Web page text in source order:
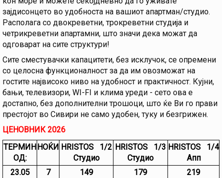
зајдисонцето во удобноста на вашиот апартман/студио.
Располага со двокреветни, трокреветни студија и
четрикреветни апартамни, што значи дека можат да
одговарат на сите структури!
Сите сместувачки капацитети, без исклучок, се опремени
со целосна функционалност за да им овозможат на
гостите највисоко ниво на удобност и практичност. Кујни,
бањи, телевизори, WI-FI и клима уреди - сето ова е
достапно, без дополнителни трошоци, што ќе Ви го прави
престојот во Сивири не само удобен, туку и безгрижен.
ЦЕНОВНИК 2026
ТЕРМИН
ОД:
НОЌИ HRISTOS 1/2
Студио
HRISTOS 1/3
Студио
HRISTOS 1/4
Апп
23.05
7 149 179
219